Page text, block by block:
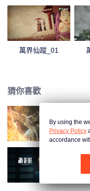
走，卻不料因而捲入到了魔人
萬界仙蹤_01
猜你喜歡
長
慶
By using the
Privacy Policy
accordance